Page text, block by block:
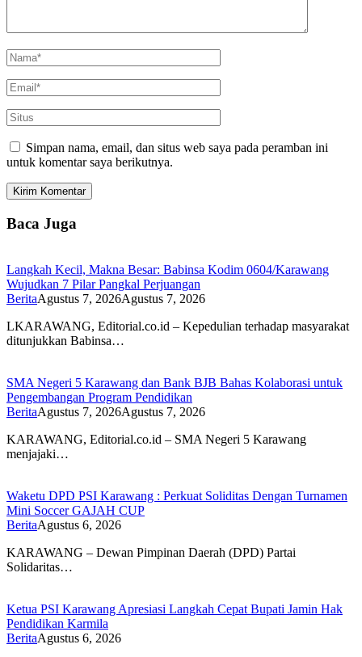
Simpan nama, email, dan situs web saya pada peramban ini
untuk komentar saya berikutnya.
Baca Juga
Langkah Kecil, Makna Besar: Babinsa Kodim 0604/Karawang
Wujudkan 7 Pilar Pangkal Perjuangan
BeritaAgustus 7, 2026Agustus 7, 2026
LKARAWANG, Editorial.co.id – Kepedulian terhadap masyarakat
ditunjukkan Babinsa…
SMA Negeri 5 Karawang dan Bank BJB Bahas Kolaborasi untuk
Pengembangan Program Pendidikan
BeritaAgustus 7, 2026Agustus 7, 2026
KARAWANG, Editorial.co.id – SMA Negeri 5 Karawang
menjajaki…
Waketu DPD PSI Karawang : Perkuat Soliditas Dengan Turnamen
Mini Soccer GAJAH CUP
BeritaAgustus 6, 2026
KARAWANG – Dewan Pimpinan Daerah (DPD) Partai
Solidaritas…
Ketua PSI Karawang Apresiasi Langkah Cepat Bupati Jamin Hak
Pendidikan Karmila
BeritaAgustus 6, 2026